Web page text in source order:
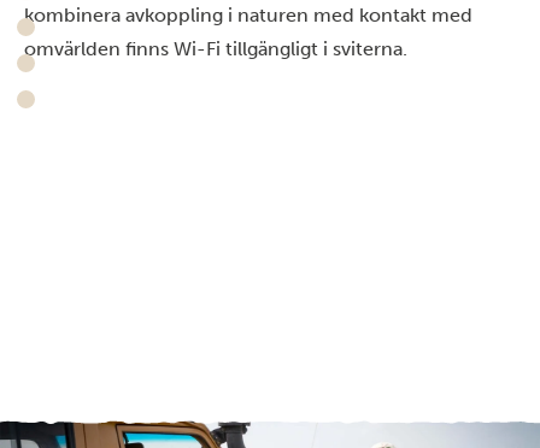
kombinera avkoppling i naturen med kontakt med
omvärlden finns Wi-Fi tillgängligt i sviterna.